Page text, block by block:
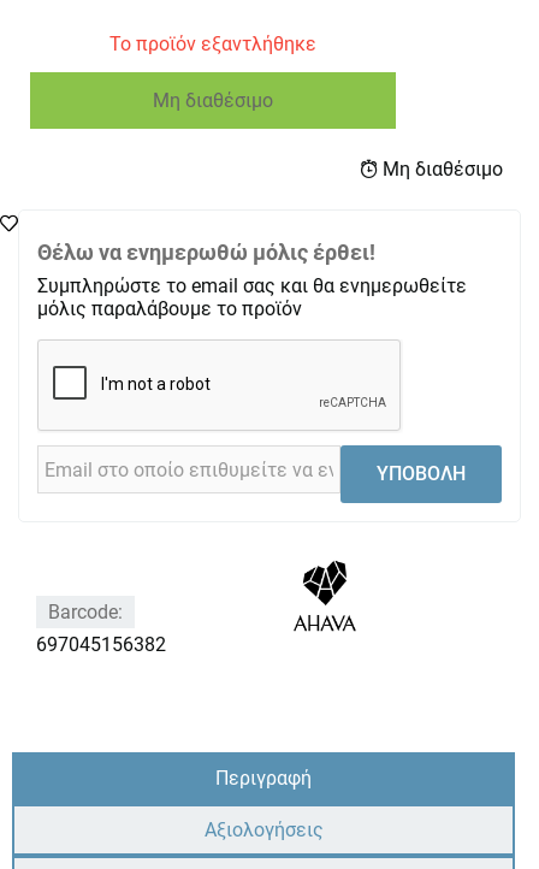
Το προϊόν εξαντλήθηκε
Μη διαθέσιμο
Μη διαθέσιμο
Θέλω να ενημερωθώ μόλις έρθει!
Συμπληρώστε το email σας και θα ενημερωθείτε
μόλις παραλάβουμε το προϊόν
ΥΠΟΒΟΛΗ
Barcode:
697045156382
Περιγραφή
Αξιολογήσεις